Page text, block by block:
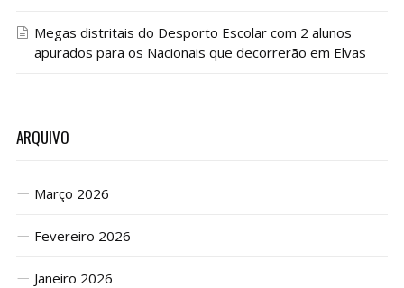
Megas distritais do Desporto Escolar com 2 alunos
apurados para os Nacionais que decorrerão em Elvas
ARQUIVO
Março 2026
Fevereiro 2026
Janeiro 2026